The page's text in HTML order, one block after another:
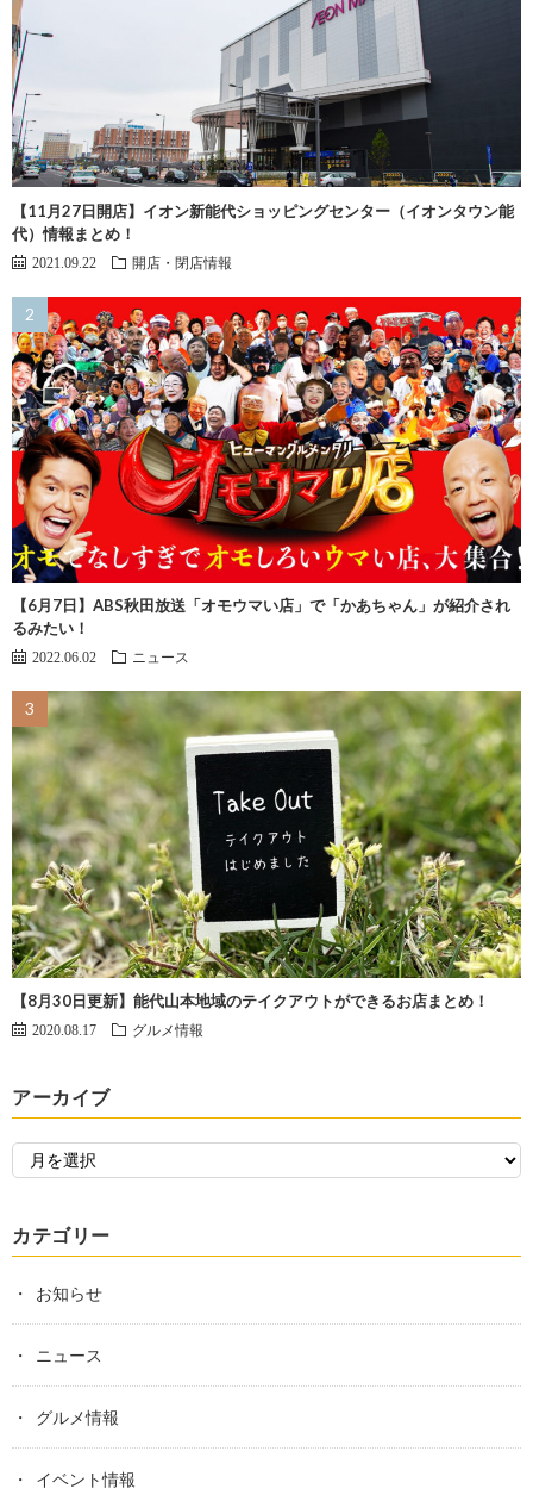
【11月27日開店】イオン新能代ショッピングセンター（イオンタウン能
代）情報まとめ！
2021.09.22 開店・閉店情報
【6月7日】ABS秋田放送「オモウマい店」で「かあちゃん」が紹介され
るみたい！
2022.06.02 ニュース
【8月30日更新】能代山本地域のテイクアウトができるお店まとめ！
2020.08.17 グルメ情報
アーカイブ
カテゴリー
お知らせ
ニュース
グルメ情報
イベント情報